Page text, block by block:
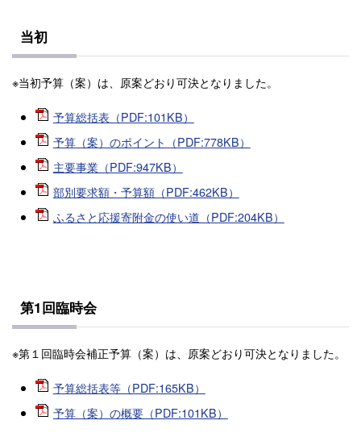
当初
※当初予算（案）は、原案どおり可決となりました。
予算総括表（PDF:101KB）
予算（案）のポイント（PDF:778KB）
主要事業（PDF:947KB）
部別要求額・予算額（PDF:462KB）
ふるさと応援寄附金の使い道（PDF:204KB）
第1回臨時会
※第１回臨時会補正予算（案）は、原案どおり可決となりました。
予算総括表等（PDF:165KB）
予算（案）の概要（PDF:101KB）